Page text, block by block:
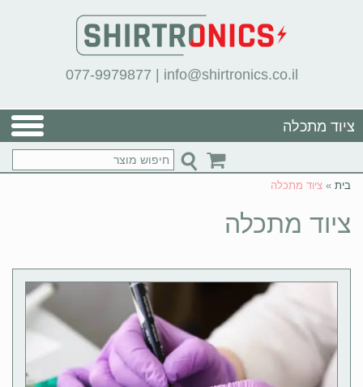
077-9979877 | info@shirtronics.co.il
ציוד מתכלה
בית » ציוד מתכלה
ציוד מתכלה